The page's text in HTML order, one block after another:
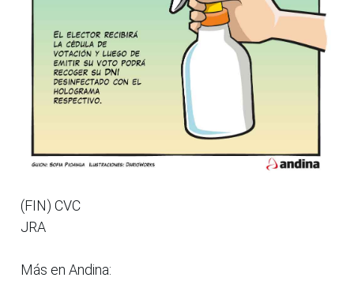
(FIN) CVC
JRA
Más en Andina: